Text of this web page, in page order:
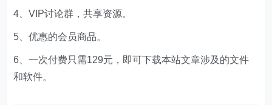
4、VIP讨论群，共享资源。
5、优惠的会员商品。
6、一次付费只需129元，即可下载本站文章涉及的文件
和软件。